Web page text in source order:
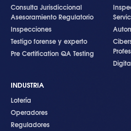
Consulta Jurisdiccional
Asesoramiento Regulatorio
Inspecciones
Testigo forense y experto
Pre Certification QA Testing
INDUSTRIA
Lotería
Operadores
Reguladores